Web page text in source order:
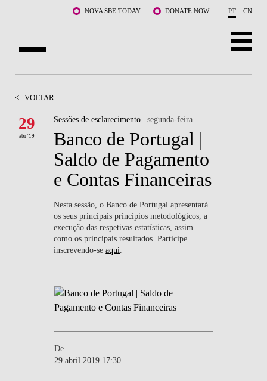
Saltar para o conteúdo principalNOVA SBE TODAY DONATE NOW PT CN
DOCENTES E INVESTIGAÇÃO
COMUNIDADE
WHAT'S HAPPENING
< VOLTAR
29
abr '19
Sessões de esclarecimento | segunda-feira
Banco de Portugal |
Saldo de Pagamento
e Contas Financeiras
Nesta sessão, o Banco de Portugal apresentará
os seus principais princípios metodológicos, a
execução das respetivas estatísticas, assim
como os principais resultados. Participe
inscrevendo-seaqui
De
29 abril 2019 17:30